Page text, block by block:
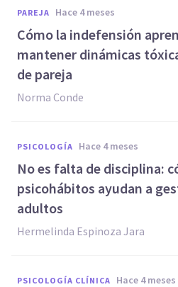
PAREJA hace 4 meses
Cómo la indefensión
mantener dinámicas
de pareja
Norma Conde
PSICOLOGÍA hace 4 meses
No es falta de disciplina:
psicohábitos ayudan a
adultos
Hermelinda Espinoza Jara
PSICOLOGÍA CLÍNICA hace 4 meses